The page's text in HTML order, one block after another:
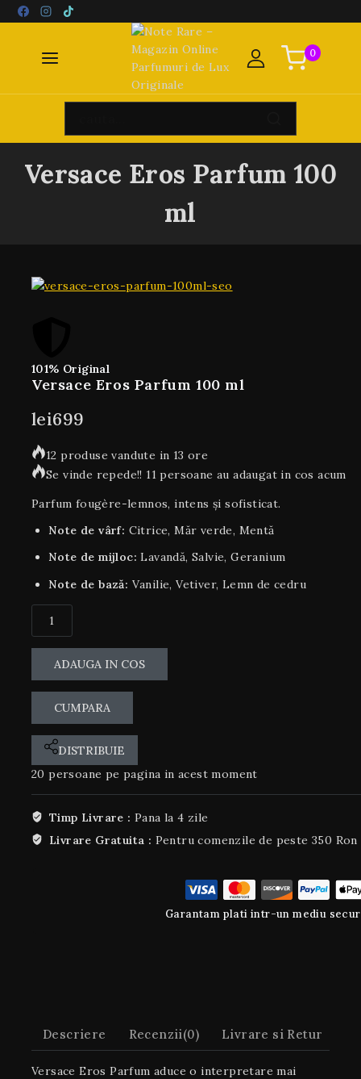
0
Versace Eros Parfum 100
ml
101% Original
Versace Eros Parfum 100 ml
lei699
12 produse vandute in 13 ore
Se vinde repede!! 11 persoane au adaugat in cos acum
Parfum fougère-lemnos, intens și sofisticat.
Note de vârf: Citrice, Măr verde, Mentă
Note de mijloc: Lavandă, Salvie, Geranium
Note de bază: Vanilie, Vetiver, Lemn de cedru
ADAUGA IN COS
CUMPARA
DISTRIBUIE
20 persoane pe pagina in acest moment
Timp Livrare : Pana la 4 zile
Livrare Gratuita : Pentru comenzile de peste 350 Ron
Garantam plati intr-un mediu
Descriere Recenzii(0) Livrare si Retur
Versace Eros Parfum aduce o interpretare mai